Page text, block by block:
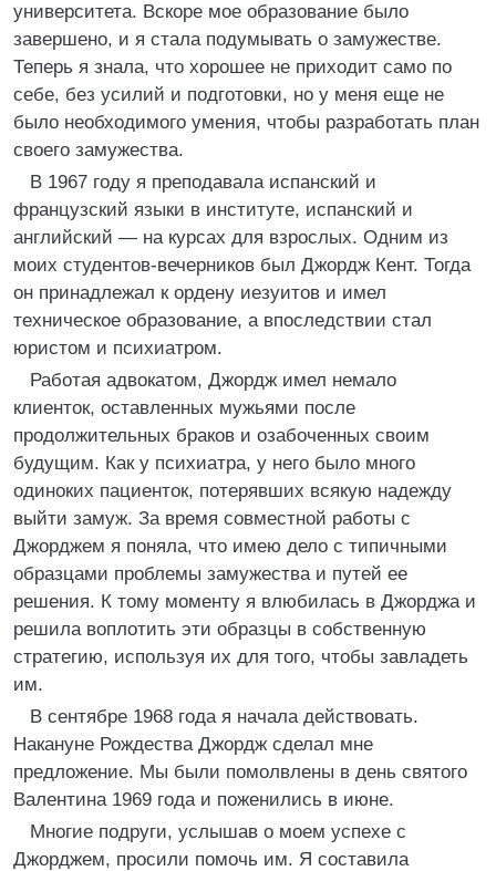
университета. Вскоре мое образование было
завершено, и я стала подумывать о замужестве.
Теперь я знала, что хорошее не приходит само по
себе, без усилий и подготовки, но у меня еще не
было необходимого умения, чтобы разработать план
своего замужества.
В 1967 году я преподавала испанский и
французский языки в институте, испанский и
английский — на курсах для взрослых. Одним из
моих студентов-вечерников был Джордж Кент. Тогда
он принадлежал к ордену иезуитов и имел
техническое образование, а впоследствии стал
юристом и психиатром.
Работая адвокатом, Джордж имел немало
клиенток, оставленных мужьями после
продолжительных браков и озабоченных своим
будущим. Как у психиатра, у него было много
одиноких пациенток, потерявших всякую надежду
выйти замуж. За время совместной работы с
Джорджем я поняла, что имею дело с типичными
образцами проблемы замужества и путей ее
решения. К тому моменту я влюбилась в Джорджа и
решила воплотить эти образцы в собственную
стратегию, используя их для того, чтобы завладеть
им.
В сентябре 1968 года я начала действовать.
Накануне Рождества Джордж сделал мне
предложение. Мы были помолвлены в день святого
Валентина 1969 года и поженились в июне.
Многие подруги, услышав о моем успехе с
Джорджем, просили помочь им. Я составила